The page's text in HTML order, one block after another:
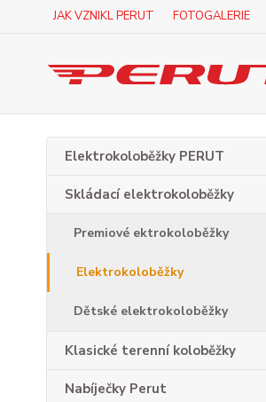
JAK VZNIKL PERUT FOTOGALERIE
Elektrokoloběžky PERUT
Skládací elektrokoloběžky
Premiové ektrokoloběžky
Elektrokoloběžky
Dětské elektrokoloběžky
Klasické terenní koloběžky
Nabíječky Perut